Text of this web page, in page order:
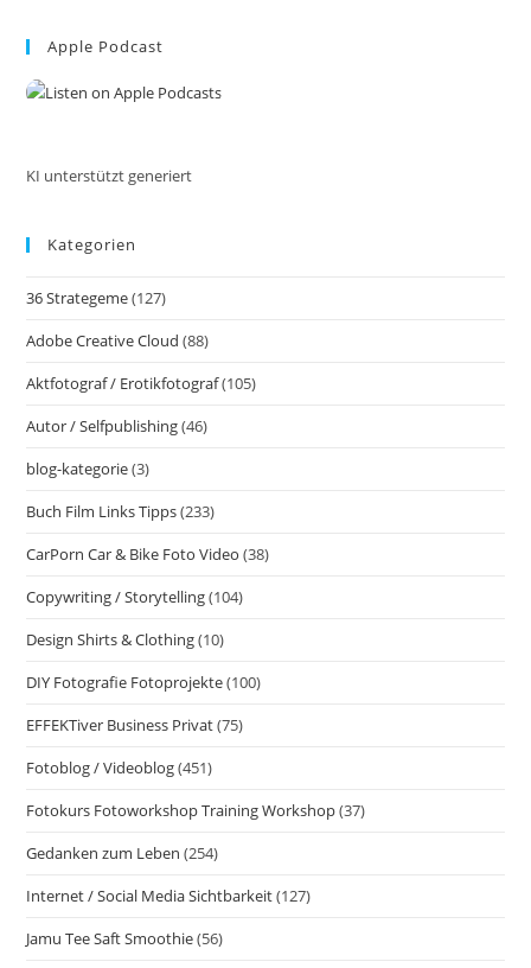
Strategeme
Erfolg
Unternehmer
Apple Podcast
KI unterstützt generiert
Kategorien
36 Strategeme(127)
Adobe Creative Cloud (88)
Aktfotograf / Erotikfotograf(105)
Autor / Selfpublishing(46)
blog-kategorie(3)
Buch Film Links Tipps(233)
CarPorn Car & Bike Foto Video (38)
Copywriting / Storytelling(104)
Design Shirts & Clothing(10)
DIY Fotografie Fotoprojekte(100)
EFFEKTiver Business Privat(75)
Fotoblog / Videoblog(451)
Fotokurs Fotoworkshop Training Workshop(37)
Gedanken zum Leben (254)
Internet / Social Media Sichtbarkeit(127)
Jamu Tee Saft Smoothie(56)